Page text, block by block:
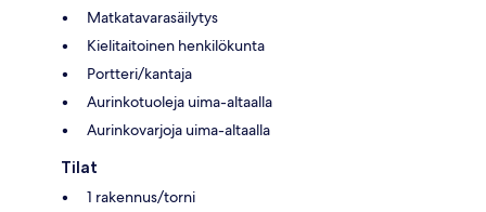
Matkatavarasäilytys
Kielitaitoinen henkilökunta
Portteri/kantaja
Aurinkotuoleja uima-altaalla
Aurinkovarjoja uima-altaalla
Tilat
1 rakennus/torni